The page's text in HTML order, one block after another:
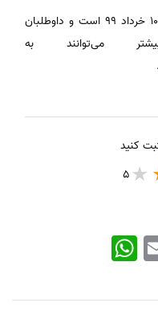
بر همین اساس آخرین مهلت ثبت‌نام: ۱۰ خرداد ۹۹ است و داوطلبان
می‌توانند به
کنید
5
WhatsApp